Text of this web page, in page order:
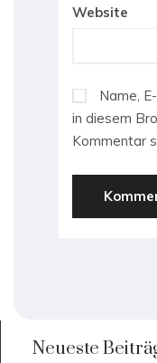
Website
Name,
in diesem
Kommentar
Neueste